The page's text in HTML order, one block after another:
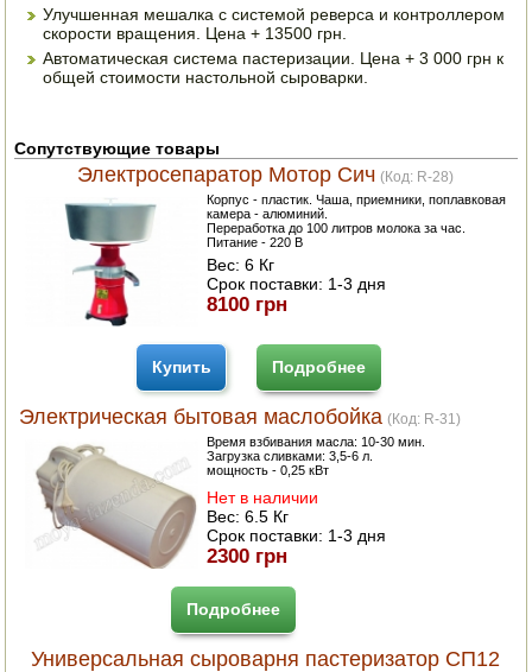
МАНГАЛЫ, КОПТИЛЬНИ
ОРЕХОКОЛЫ
Улучшенная мешалка с системой реверса и контроллером
скорости вращения. Цена + 13500 грн.
Автоматическая система пастеризации. Цена + 3 000 грн к
общей стоимости настольной сыроварки.
Сопутствующие товары
Электросепаратор Мотор Сич (Код: R-28)
Корпус - пластик. Чаша, приемники, поплавковая
камера - алюминий.
Переработка до 100 литров молока за час.
Питание - 220 В
Вес:6 Кг
Срок поставки: 1-3 дня
8100 грн
Купить Подробнее
Электрическая бытовая маслобойка (Код: R-31)
Время взбивания масла: 10-30 мин.
Загрузка сливками: 3,5-6 л.
мощность - 0,25 кВт
Нет в наличии
Вес:6.5 Кг
Срок поставки: 1-3 дня
2300 грн
Подробнее
Универсальная сыроварня пастеризатор СП12